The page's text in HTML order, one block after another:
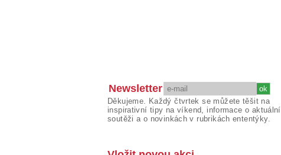
Newsletter
Děkujeme. Každý čtvrtek se můžete těšit na
inspirativní tipy na víkend, informace o aktuální
soutěži a o novinkách v rubrikách ententýky.